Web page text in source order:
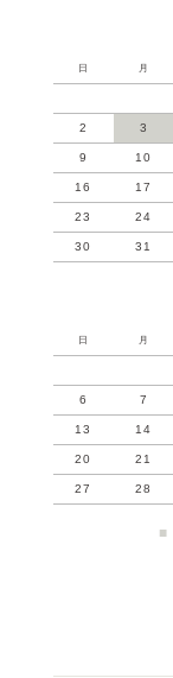
日 月
2 3
9 10
16 17
23 24
30 31
日 月
6 7
13 14
20 21
27 28
■